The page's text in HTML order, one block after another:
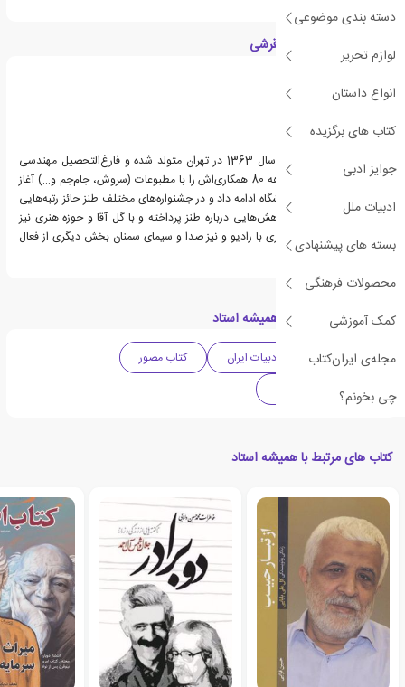
دسته بندی موضوعی
لوازم تحریر
انواع داستان
کتاب های برگزیده
جوایز ادبی
ادبیات ملل
بسته های پیشنهادی
محصولات فرهنگی
کمک آموزشی
مجله‌ی ایران‌کتاب
چی بخونم؟
درباره سیدعمادالدین قرشی
سیدعمادالدین قرشی در سال 1363 در تهران متولد شده و فارغ‌التحصیل مهندسی
مکانیک است. از اوایل دهه 80 همکاری‌اش را با مطبوعات (سروش، جام‌جم و…) آغاز
کرد. طنزنویسی را در دانشگاه ادامه داد و در جشنواره‌های مختلف طنز حائز رتبه‌هایی
شد. وی همچنین به پژوهش‌هایی درباره طنز پرداخته و با گل‌ آقا و حوزه هنری نیز
همکاری کرده است. همکاری با رادیو و نیز صدا و سیمای سمنان بخش دیگری از فعال
یت‌های او بوده است.
دسته بندی های کتاب همیشه استاد
زندگی نامه ادبیات ایران
کتاب مصور
آشنایی با نویسندگان
کتاب های مرتبط با همیشه استاد